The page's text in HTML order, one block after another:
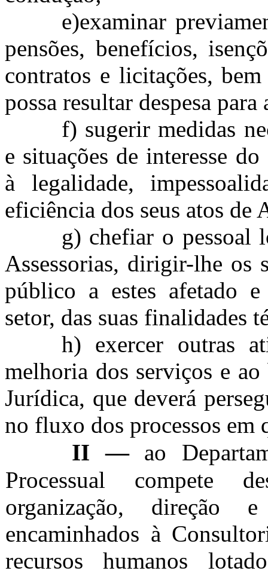
e)examinar
pensões, benefícios,
contratos e licitações,
possa resultar despesa
f) sugerir medidas
e situações de interesse
à legalidade,
eficiência dos seus atos de
g) chefiar o pessoal
Assessorias, dirigir-lhe os
público a estes afetado
setor, das suas finalidades
h) exercer outras
melhoria dos serviços e
Jurídica, que deverá
no fluxo dos processos em
II—
ao
Processual compete
organização, direção
encaminhados à
recursos humanos